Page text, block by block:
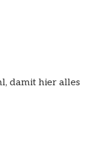
damit hier alles